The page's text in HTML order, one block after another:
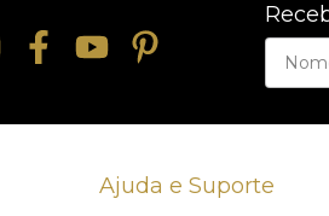
Ajuda e Suporte